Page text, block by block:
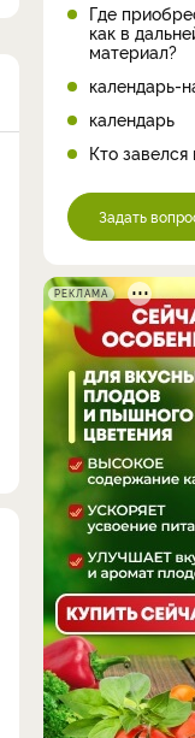
Где
как в
материал?
календарь-
календарь
Кто
Задать
РЕКЛАМА